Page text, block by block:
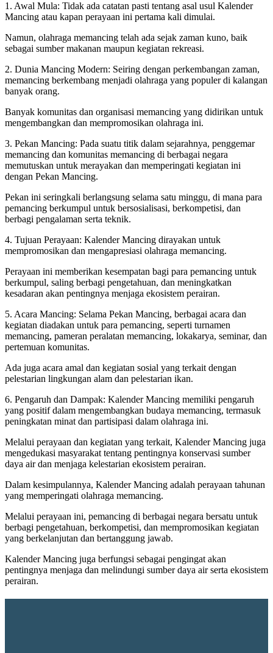
1. Awal Mula: Tidak ada catatan pasti tentang asal usul Kalender
Mancing atau kapan perayaan ini pertama kali dimulai.
Namun, olahraga memancing telah ada sejak zaman kuno, baik
sebagai sumber makanan maupun kegiatan rekreasi.
2. Dunia Mancing Modern: Seiring dengan perkembangan zaman,
memancing berkembang menjadi olahraga yang populer di kalangan
banyak orang.
Banyak komunitas dan organisasi memancing yang didirikan untuk
mengembangkan dan mempromosikan olahraga ini.
3. Pekan Mancing: Pada suatu titik dalam sejarahnya, penggemar
memancing dan komunitas memancing di berbagai negara
memutuskan untuk merayakan dan memperingati kegiatan ini
dengan Pekan Mancing.
Pekan ini seringkali berlangsung selama satu minggu, di mana para
pemancing berkumpul untuk bersosialisasi, berkompetisi, dan
berbagi pengalaman serta teknik.
4. Tujuan Perayaan: Kalender Mancing dirayakan untuk
mempromosikan dan mengapresiasi olahraga memancing.
Perayaan ini memberikan kesempatan bagi para pemancing untuk
berkumpul, saling berbagi pengetahuan, dan meningkatkan
kesadaran akan pentingnya menjaga ekosistem perairan.
5. Acara Mancing: Selama Pekan Mancing, berbagai acara dan
kegiatan diadakan untuk para pemancing, seperti turnamen
memancing, pameran peralatan memancing, lokakarya, seminar, dan
pertemuan komunitas.
Ada juga acara amal dan kegiatan sosial yang terkait dengan
pelestarian lingkungan alam dan pelestarian ikan.
6. Pengaruh dan Dampak: Kalender Mancing memiliki pengaruh
yang positif dalam mengembangkan budaya memancing, termasuk
peningkatan minat dan partisipasi dalam olahraga ini.
Melalui perayaan dan kegiatan yang terkait, Kalender Mancing juga
mengedukasi masyarakat tentang pentingnya konservasi sumber
daya air dan menjaga kelestarian ekosistem perairan.
Dalam kesimpulannya, Kalender Mancing adalah perayaan tahunan
yang memperingati olahraga memancing.
Melalui perayaan ini, pemancing di berbagai negara bersatu untuk
berbagi pengetahuan, berkompetisi, dan mempromosikan kegiatan
yang berkelanjutan dan bertanggung jawab.
Kalender Mancing juga berfungsi sebagai pengingat akan
pentingnya menjaga dan melindungi sumber daya air serta ekosistem
perairan.